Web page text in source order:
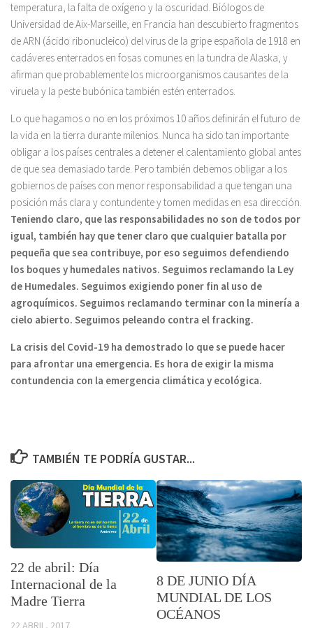
temperatura, la falta de oxígeno y la oscuridad. Biólogos de
Universidad de Aix-Marseille, en Francia han descubierto fragmentos
de ARN (ácido ribonucleico) del virus de la gripe española de 1918 en
cadáveres enterrados en fosas comunes en la tundra de Alaska, y
afirman que probablemente los microorganismos causantes de la
viruela y la peste bubónica también estén enterrados.
Lo que hagamos o no en los próximos 10 años definirán el futuro de
la vida en la tierra durante milenios. Nunca ha sido tan importante
obligar a los países centrales a detener el calentamiento global antes
de que sea demasiado tarde. Pero también debemos obligar a los
gobiernos de países con menor responsabilidad a que tengan una
posición más clara y contundente y tomen medidas en esa dirección.
Teniendo claro, que las responsabilidades no son de todos por
igual, también hay que tener claro que cualquier batalla por
pequeña que sea contribuye, por eso seguimos defendiendo
los boques y humedales nativos. Seguimos reclamando la Ley
de Humedales. Seguimos exigiendo poner fin al uso de
agroquímicos. Seguimos reclamando terminar con la minería a
cielo abierto. Seguimos peleando contra el fracking.
La crisis del Covid-19 ha demostrado lo que se puede hacer
para afrontar una emergencia. Es hora de exigir la misma
contundencia con la emergencia climática y ecológica.
TAMBIÉN TE PODRÍA GUSTAR...
22 de abril: Día
Internacional de la
Madre Tierra
22 ABRIL, 2017
8 DE JUNIO DÍA
MUNDIAL DE LOS
OCÉANOS